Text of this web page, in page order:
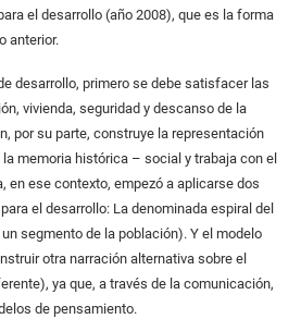
el desarrollo (año 2008), que es la forma
anterior.
desarrollo, primero se debe satisfacer las
vivienda, seguridad y descanso de la
por su parte, construye la representación
memoria histórica – social y trabaja con el
en ese contexto, empezó a aplicarse dos
el desarrollo: La denominada espiral del
segmento de la población). Y el modelo
otra narración alternativa sobre el
ya que, a través de la comunicación,
de pensamiento.